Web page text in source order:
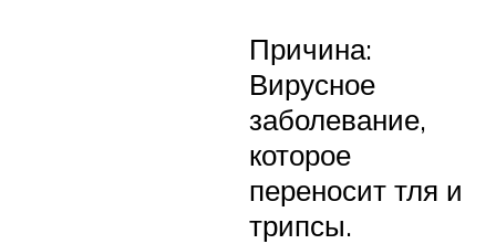
Причина:
Вирусное
заболевание,
которое
переносит тля и
трипсы.